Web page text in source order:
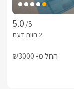
/5
החל מ- ₪3000